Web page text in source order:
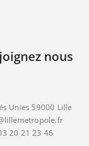
nous
Unies 59000 Lille
20 21 23 46